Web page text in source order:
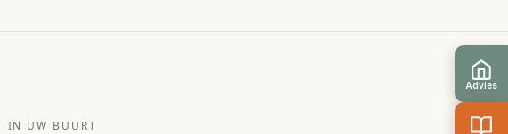
IN UW BUURT